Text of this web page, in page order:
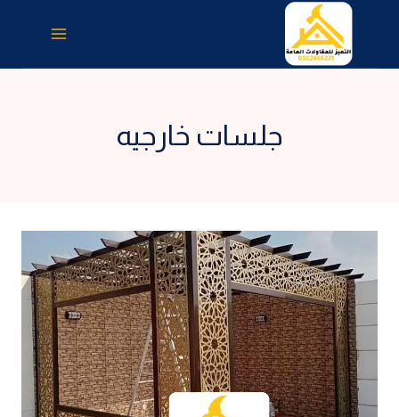
المحتوى
جلسات خارجيه